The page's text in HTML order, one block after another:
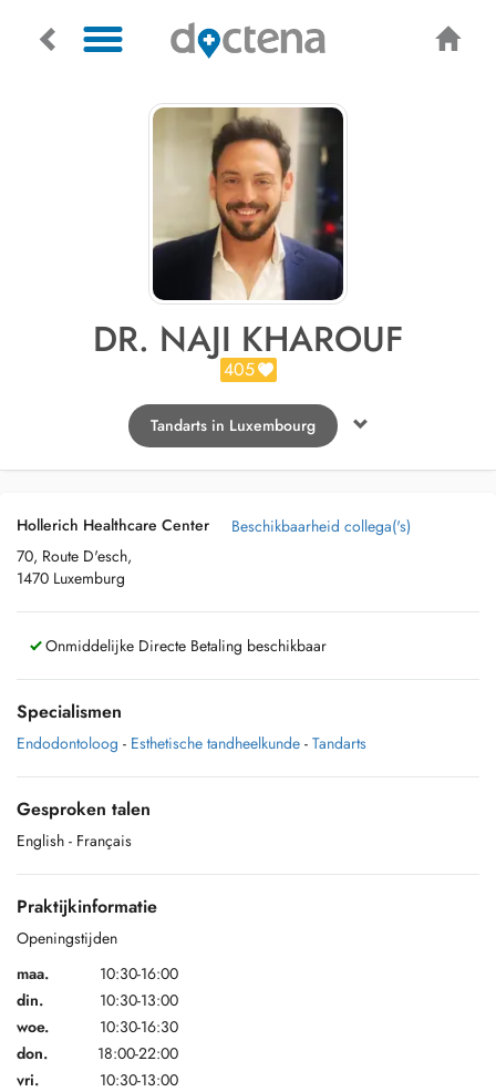
DR. NAJI KHAROUF
405
Tandarts in Luxembourg
Hollerich Healthcare Center
70, Route D'esch,
1470 Luxemburg
Beschikbaarheid collega('s)
Onmiddelijke Directe Betaling beschikbaar
Specialismen
Endodontoloog - Esthetische tandheelkunde - Tandarts
Gesproken talen
English - Français
Praktijkinformatie
Openingstijden
maa.
10:30-16:00
din.
10:30-13:00
woe.
10:30-16:30
don.
18:00-22:00
vri.
10:30-13:00